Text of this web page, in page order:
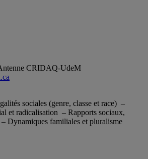
CRIDAQ-UdeM
sociales (genre, classe et race) –
et radicalisation – Rapports sociaux,
Dynamiques familiales et pluralisme